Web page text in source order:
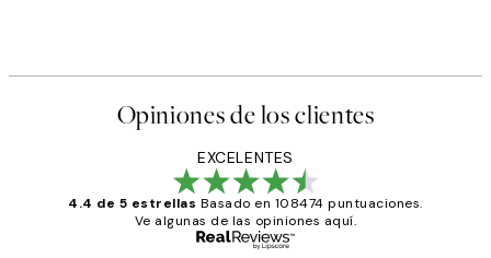
Opiniones de los clientes
EXCELENTES
4.4 de 5 estrellas Basado en 108474 puntuaciones.
Ve algunas de las opiniones aquí.